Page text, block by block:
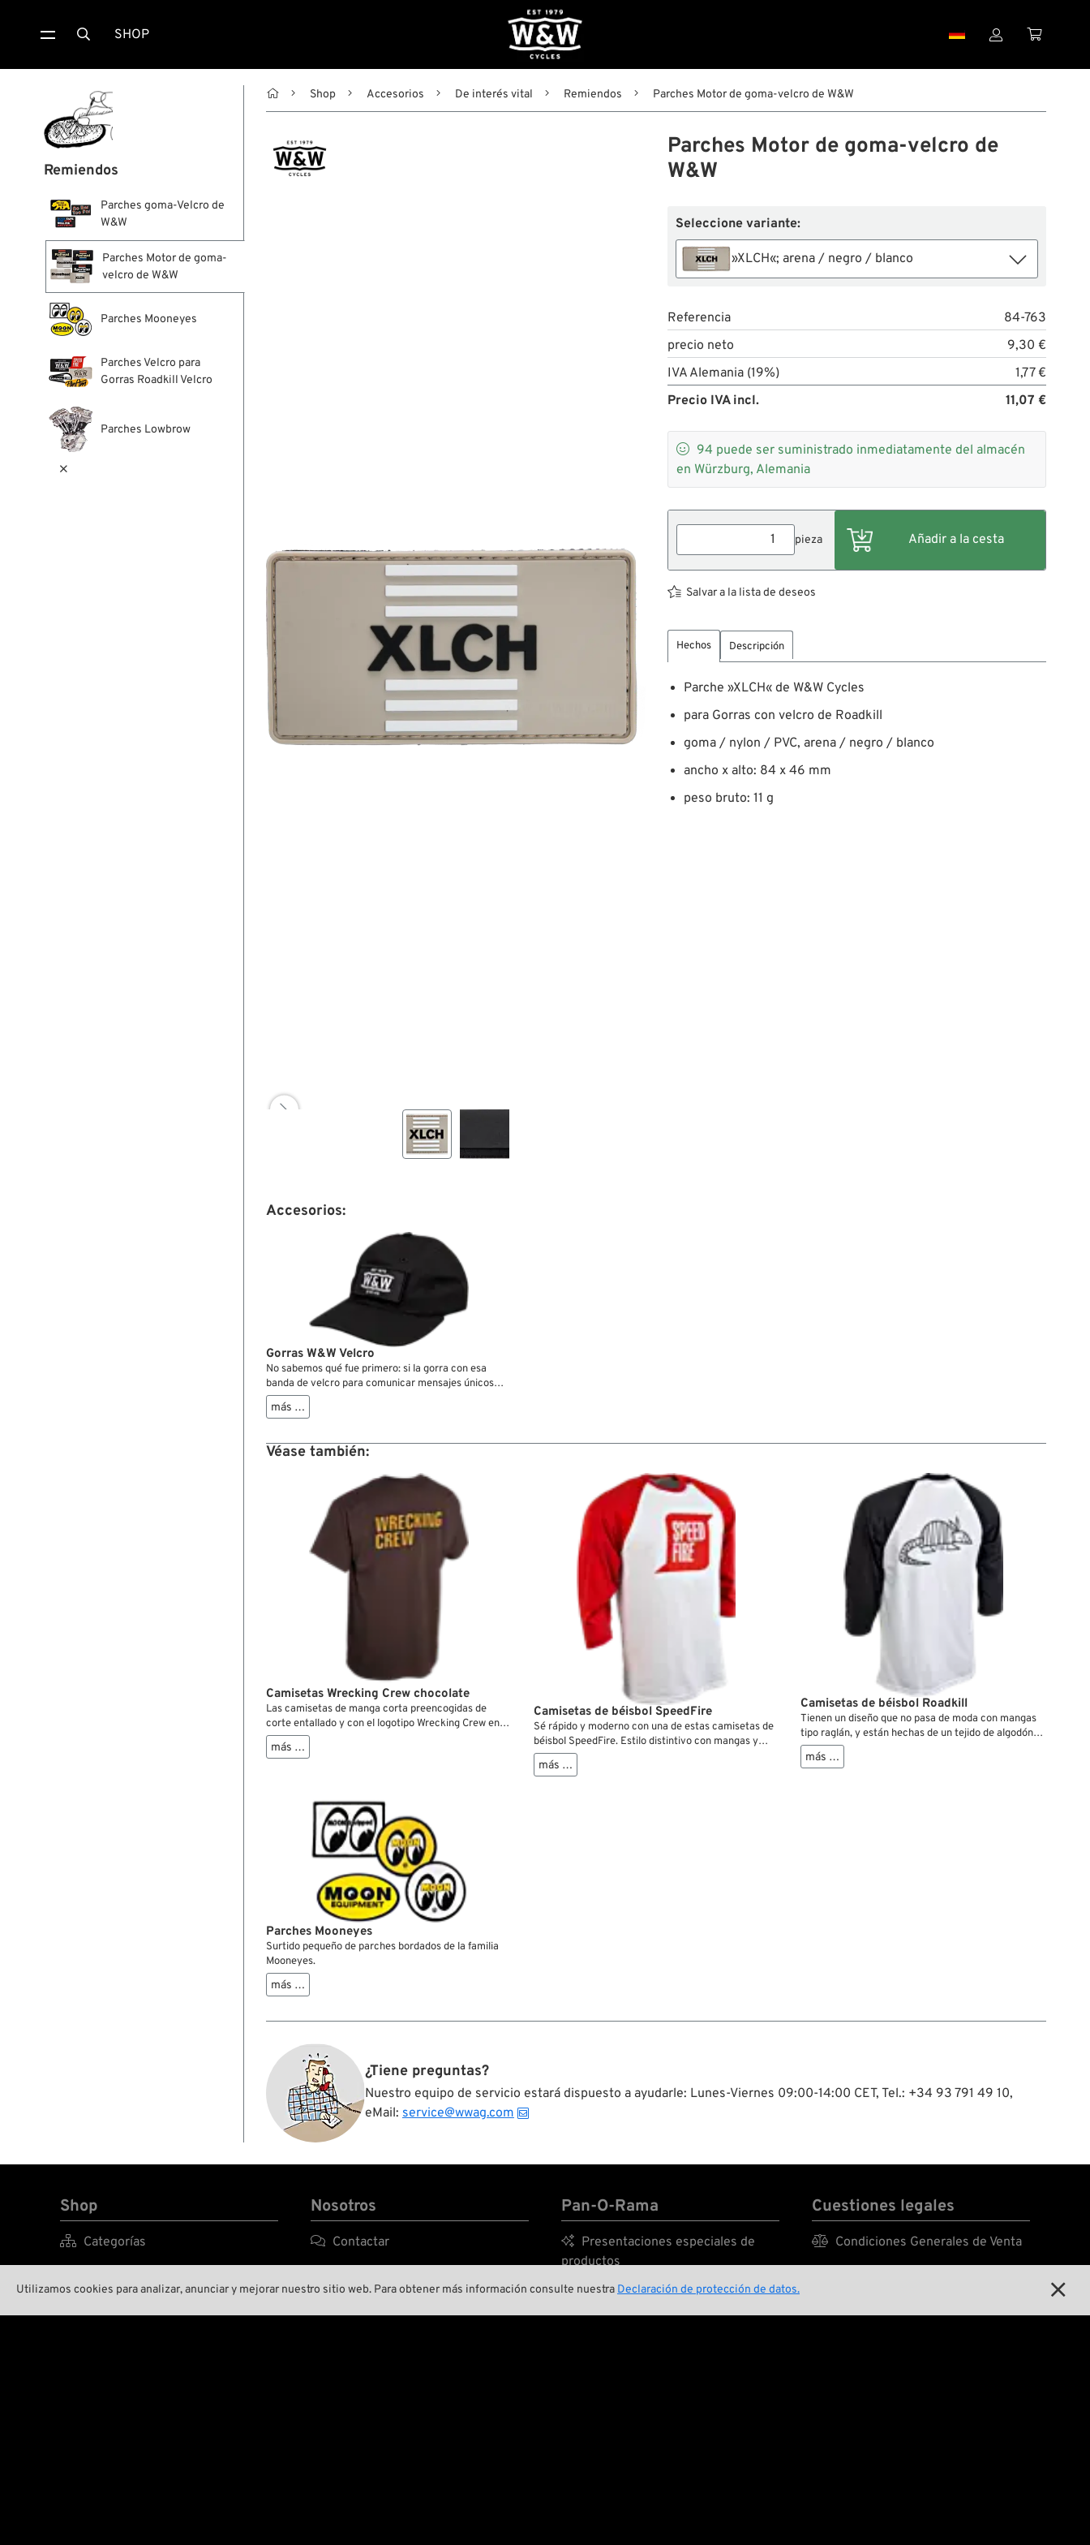
Utilizamos cookies para analizar, anunciar y mejorar nuestro sitio web. Para obtener más información consulte nuestra Declaración de protección de datos. 
 SHOP  
Remiendos
Parches goma-Velcro de
W&W
Parches Motor de goma-
velcro de W&W
Parches Mooneyes
Parches Velcro para
Gorras Roadkill Velcro
Parches Lowbrow

 Shop Accesorios De interés vital Remiendos Parches Motor de goma-velcro de W&W
Parches Motor de goma-velcro de
W&W

Seleccione variante:
»XLCH«; arena / negro / blanco
Referencia
84-763
precio neto
9,30 €
IVA Alemania (19%)
1,77 €
Precio IVA incl.
11,07 €
 94 puede ser suministrado inmediatamente del almacén
en Würzburg, Alemania
pieza
Salvar a la lista de deseos
Hechos Descripción
Parche »XLCH« de W&W Cycles
para Gorras con velcro de Roadkill
goma / nylon / PVC, arena / negro / blanco
ancho x alto: 84 x 46 mm
peso bruto: 11 g
Accesorios:
Gorras W&W Velcro
No sabemos qué fue primero: si la gorra con esa
banda de velcro para comunicar mensajes únicos
según el estado de ánimo de cada momento, o la
idea de difundir declaraciones personales diferentes
alforjas. Es probable que nunca lo sepamos, pero
aquí está, la gorra multi-mensajes....
más …
Véase también:
Camisetas Wrecking Crew chocolate
Las camisetas de manga corta preencogidas de
corte entallado y con el logotipo Wrecking Crew en la
espalda y el pecho están hechas de algodón.
más …
Camisetas de béisbol SpeedFire
Sé rápido y moderno con una de estas camisetas de
béisbol SpeedFire. Estilo distintivo con mangas y
cuello en contraste de colores.
más …
Camisetas de béisbol Roadkill
Tienen un diseño que no pasa de moda con mangas
tipo raglán, y están hechas de un tejido de algodón
ligero fresco y confortable.
más …
Parches Mooneyes
Surtido pequeño de parches bordados de la familia
Mooneyes.
más …
¿Tiene preguntas?
Nuestro equipo de servicio estará dispuesto a ayudarle: Lunes-Viernes 09:00-14:00 CET, Tel.: +34 93 791 49 10,
eMail: service@wwag.com
Shop
 Categorías
Nosotros
 Contactar
Pan-O-Rama

Presentaciones especiales de
productos
 Galería de motos
Cuestiones legales
 Condiciones Generales de Venta